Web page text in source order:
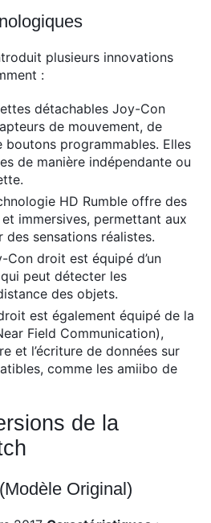
plusieurs innovations
:
détachables Joy-Con
de mouvement, de
programmables. Elles
de manière indépendante ou
HD Rumble offre des
immersives, permettant aux
des sensations réalistes.
Con droit est équipé d’un
peut détecter les
des objets.
est également équipé de la
Field Communication),
et l’écriture de données sur
comme les amiibo de
de la
Original)